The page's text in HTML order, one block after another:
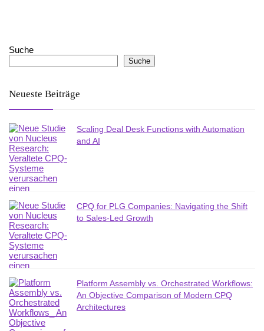
Suche
Suche
Neueste Beiträge
Scaling Deal Desk Functions with Automation
and AI
CPQ for PLG Companies: Navigating the Shift
to Sales-Led Growth
Platform Assembly vs. Orchestrated Workflows:
An Objective Comparison of Modern CPQ
Architectures